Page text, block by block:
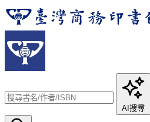
AI搜尋